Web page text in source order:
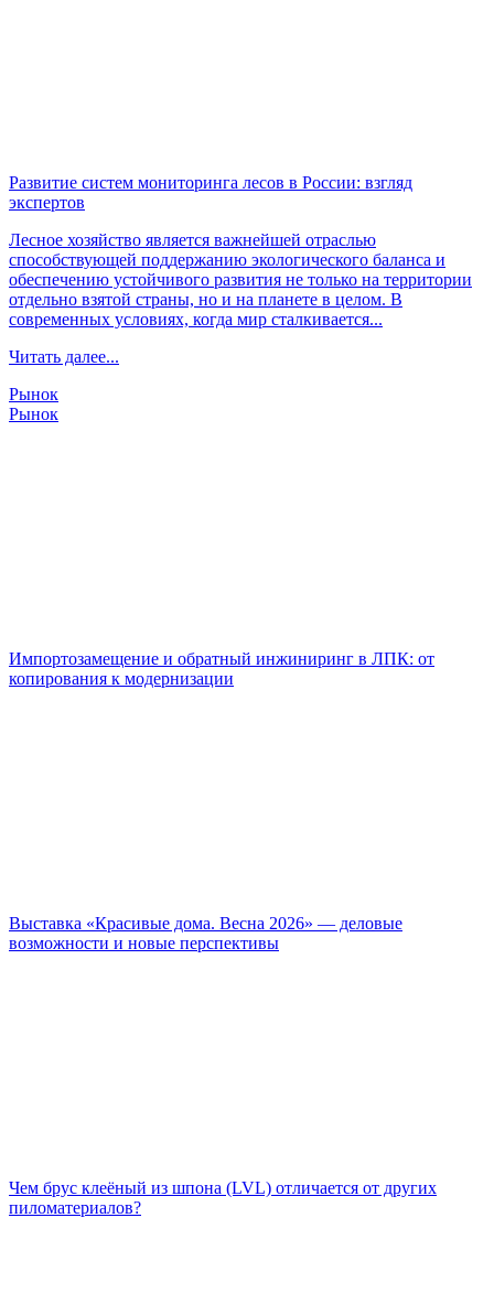
Развитие систем мониторинга лесов в России: взгляд
экспертов
Лесное хозяйство является важнейшей отраслью
способствующей поддержанию экологического баланса и
обеспечению устойчивого развития не только на территории
отдельно взятой страны, но и на планете в целом. В
современных условиях, когда мир сталкивается...
Читать далее...
Рынок
Рынок
Импортозамещение и обратный инжиниринг в ЛПК: от
копирования к модернизации
Выставка «Красивые дома. Весна 2026» — деловые
возможности и новые перспективы
Чем брус клеёный из шпона (LVL) отличается от других
пиломатериалов?